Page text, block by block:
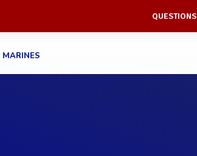
QUESTIONS